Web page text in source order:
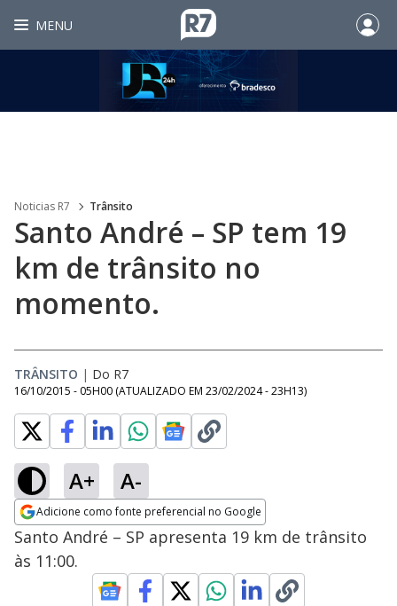
MENU
Noticias R7 Trânsito
Santo André – SP tem 19
km de trânsito no
momento.
TRÂNSITO | Do R7
16/10/2015 - 05H00 (ATUALIZADO EM 23/02/2024 - 23H13)
A+ A-
Adicione como fonte preferencial no Google
Opens in new window
Santo André – SP apresenta 19 km de trânsito
às 11:00.